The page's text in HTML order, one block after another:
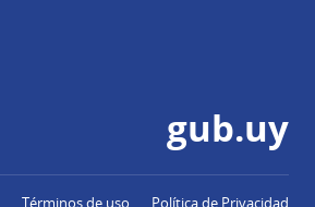
gub.uy
Términos de uso Política de Privacidad